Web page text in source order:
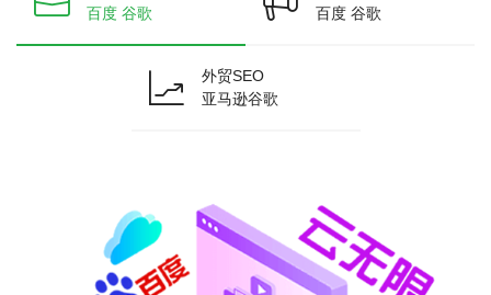
百度 谷歌
百度 谷歌
外贸SEO
亚马逊谷歌